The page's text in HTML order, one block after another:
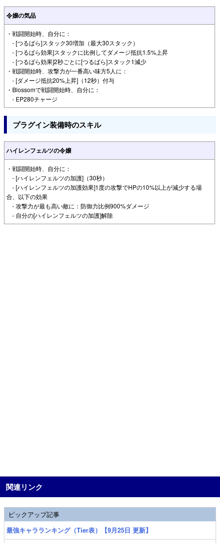
令嬢の気品
・戦闘開始時、自分に：
- [つるばら]スタック30増加（最大30スタック）
- [つるばら効果]スタックに比例してダメージ抵抗1.5%上昇
- [つるばら効果]2秒ごとに[つるばら]スタック1減少
・戦闘開始時、攻撃力が一番高い味方5人に：
- [ダメージ抵抗20%上昇]（12秒）付与
・Blossomで戦闘開始時、自分に：
- EP280チャージ
プラグイン装備時のスキル
ハイレンフェルツの令嬢
・戦闘開始時、自分に：
- [ハイレンフェルツの加護]（30秒）
- [ハイレンフェルツの加護効果]1度の攻撃でHPの10%以上が減少する場
合、以下の効果
- 攻撃力が最も高い敵に：防御力比例900%ダメージ
- 自分の[ハイレンフェルツの加護]解除
関連リンク
ピックアップ記事
最強キャラランキング（Tier表）【9月25日 更新】